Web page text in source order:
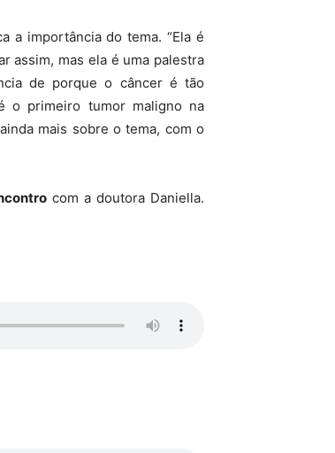
a importância do tema. “Ela é
assim, mas ela é uma palestra
de porque o câncer é tão
o primeiro tumor maligno na
mais sobre o tema, com o
com a doutora Daniella.